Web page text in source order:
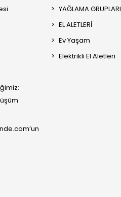
YAĞLAMA GRUPLARI
EL ALETLERİ
Ev Yaşam
Elektrikli El Aletleri